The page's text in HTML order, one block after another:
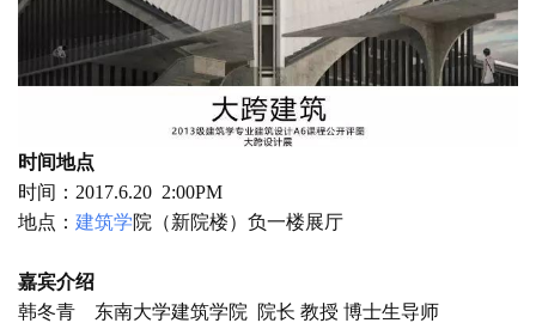
时间地点
时间： 2017.6.20  2:00PM
地点： 建筑学院（新院楼）负一楼展厅
嘉宾介绍
韩冬青 东南大学建筑学院  院长 教授 博士生导师